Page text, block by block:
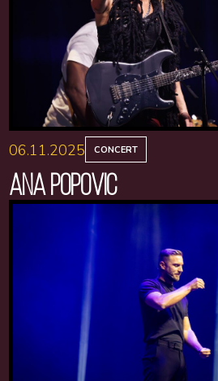
06.11.2025 CONCERT
ANA POPOVIC